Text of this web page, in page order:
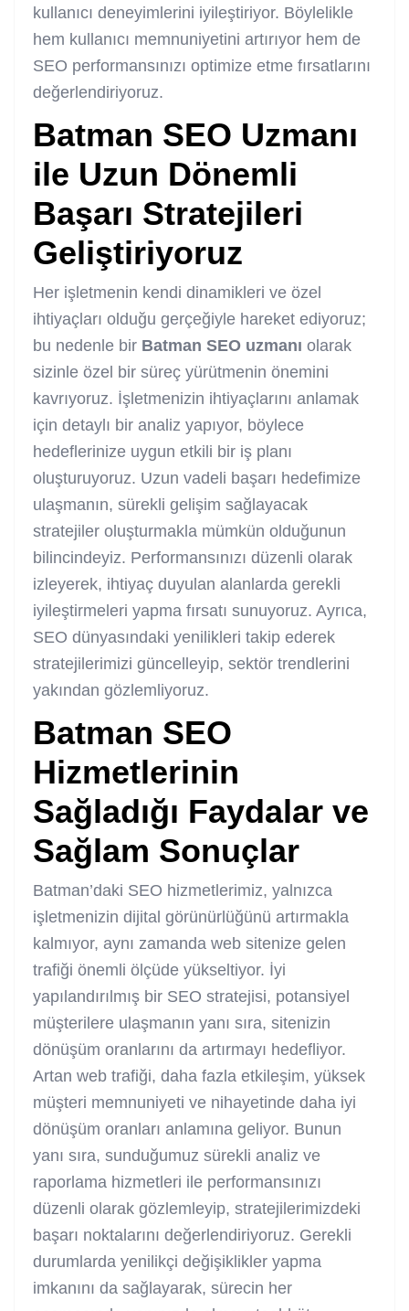
kullanıcı deneyimlerini iyileştiriyor. Böylelikle
hem kullanıcı memnuniyetini artırıyor hem de
SEO performansınızı optimize etme fırsatlarını
değerlendiriyoruz.
Batman SEO Uzmanı
ile Uzun Dönemli
Başarı Stratejileri
Geliştiriyoruz
Her işletmenin kendi dinamikleri ve özel
ihtiyaçları olduğu gerçeğiyle hareket ediyoruz;
bu nedenle bir Batman SEO uzmanı olarak
sizinle özel bir süreç yürütmenin önemini
kavrıyoruz. İşletmenizin ihtiyaçlarını anlamak
için detaylı bir analiz yapıyor, böylece
hedeflerinize uygun etkili bir iş planı
oluşturuyoruz. Uzun vadeli başarı hedefimize
ulaşmanın, sürekli gelişim sağlayacak
stratejiler oluşturmakla mümkün olduğunun
bilincindeyiz. Performansınızı düzenli olarak
izleyerek, ihtiyaç duyulan alanlarda gerekli
iyileştirmeleri yapma fırsatı sunuyoruz. Ayrıca,
SEO dünyasındaki yenilikleri takip ederek
stratejilerimizi güncelleyip, sektör trendlerini
yakından gözlemliyoruz.
Batman SEO
Hizmetlerinin
Sağladığı Faydalar ve
Sağlam Sonuçlar
Batman’daki SEO hizmetlerimiz, yalnızca
işletmenizin dijital görünürlüğünü artırmakla
kalmıyor, aynı zamanda web sitenize gelen
trafiği önemli ölçüde yükseltiyor. İyi
yapılandırılmış bir SEO stratejisi, potansiyel
müşterilere ulaşmanın yanı sıra, sitenizin
dönüşüm oranlarını da artırmayı hedefliyor.
Artan web trafiği, daha fazla etkileşim, yüksek
müşteri memnuniyeti ve nihayetinde daha iyi
dönüşüm oranları anlamına geliyor. Bunun
yanı sıra, sunduğumuz sürekli analiz ve
raporlama hizmetleri ile performansınızı
düzenli olarak gözlemleyip, stratejilerimizdeki
başarı noktalarını değerlendiriyoruz. Gerekli
durumlarda yenilikçi değişiklikler yapma
imkanını da sağlayarak, sürecin her